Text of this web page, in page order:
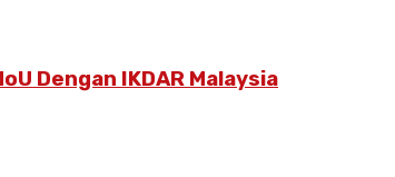
Dengan IKDAR Malaysia